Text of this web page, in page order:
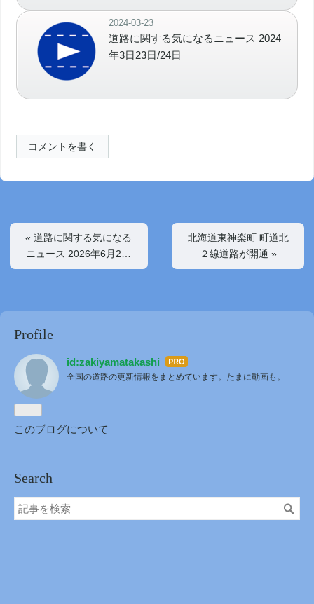
2024-03-23
道路に関する気になるニュース 2024
年3日23日/24日
コメントを書く
«道路に関する気になる
ニュース 2026年6月2…
北海道東神楽町 町道北
２線道路が開通 »
Profile
id:zakiyamatakashi はて
なブ
全国の道路の更新情報をまとめています。たまに動画も。
このブログについて
Search